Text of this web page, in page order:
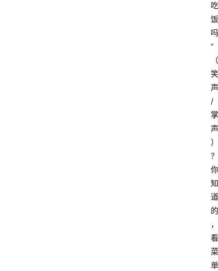
吃
饭
吗
”
（
笑
声
/
掌
声
）
？
你
知
道
的
，
看
菜
单